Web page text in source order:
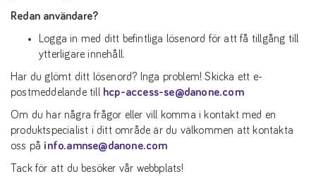
Redan användare?
Logga in med ditt befintliga lösenord för att få tillgång till
ytterligare innehåll.
Har du glömt ditt lösenord? Inga problem! Skicka ett e-
postmeddelande till
hcp-access-se@danone.com
Om du har några frågor eller vill komma i kontakt med en
produktspecialist i ditt område är du välkommen att kontakta
oss på info.amnse@danone.com
Tack för att du besöker vår webbplats!